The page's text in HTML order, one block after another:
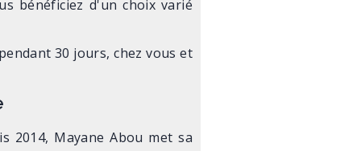
bénéficiez d'un choix varié
30 jours, chez vous et
2014, Mayane Abou met sa